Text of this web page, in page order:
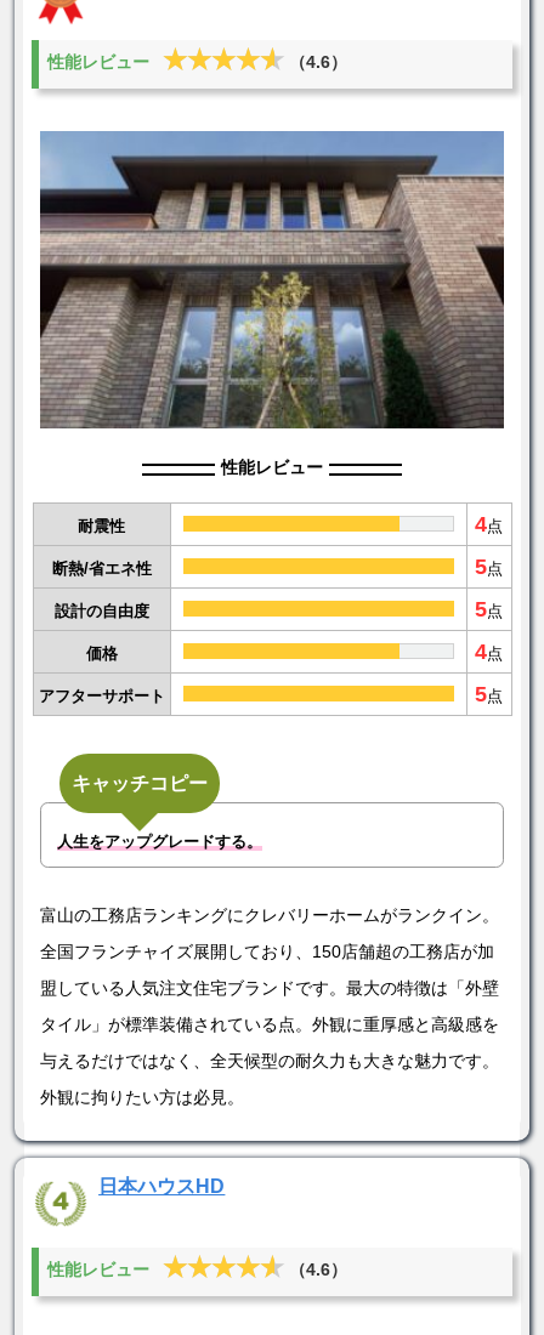
性能レビュー ★★★★★
★★★★★ （4.6）
性能レビュー
耐震性 4点
断熱/省エネ性 5点
設計の自由度 5点
価格 4点
アフターサポート 5点
キャッチコピー
人生をアップグレードする。
富山の工務店ランキングにクレバリーホームがランクイン。
全国フランチャイズ展開しており、150店舗超の工務店が加
盟している人気注文住宅ブランドです。最大の特徴は「外壁
タイル」が標準装備されている点。外観に重厚感と高級感を
与えるだけではなく、全天候型の耐久力も大きな魅力です。
外観に拘りたい方は必見。
日本ハウスHD
性能レビュー ★★★★★
★★★★★ （4.6）